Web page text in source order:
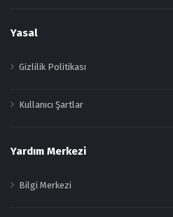
Yasal
Gizlilik Politikası
Kullanıcı Şartlar
Yardım Merkezi
Bilgi Merkezi